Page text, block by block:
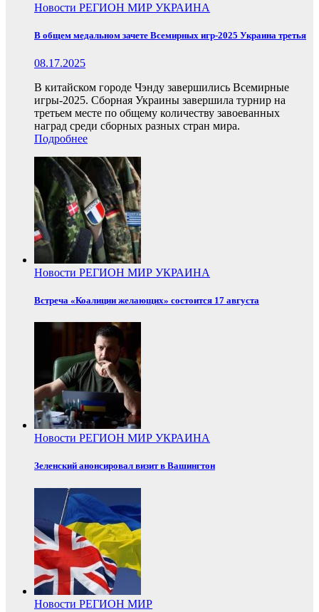
Новости РЕГИОН МИР УКРАИНА
В общем медальном зачете Всемирных игр-2025 Украина третья
08.17.2025
В китайском городе Чэнду завершились Всемирные
игры-2025. Сборная Украины завершила турнир на
третьем месте по общему количеству завоеванных
наград среди сборных разных стран мира.
Подробнее
Новости РЕГИОН МИР УКРАИНА
Встреча «Коалиции желающих» состоится 17 августа
Новости РЕГИОН МИР УКРАИНА
Зеленский анонсировал визит в Вашингтон
Новости РЕГИОН МИР